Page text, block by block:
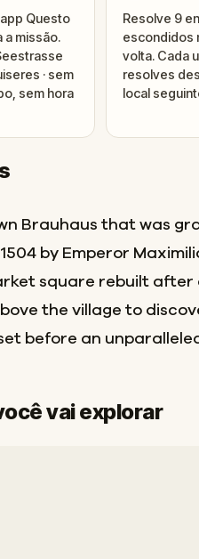
Questo
a missão.
· sem
sem hora
Resolve 9
escondidos
volta. Cada
resolves
local
Brauhaus that was
by Emperor
square rebuilt after
the village to
before an
vai explorar